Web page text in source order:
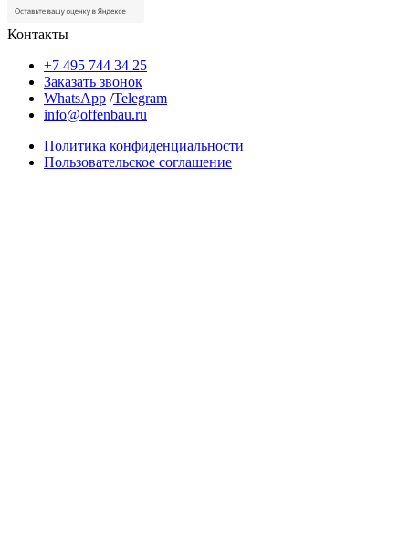
Контакты
+7 495 744 34 25
Заказать звонок
WhatsApp /Telegram
info@offenbau.ru
Политика конфиденциальности
Пользовательское соглашение